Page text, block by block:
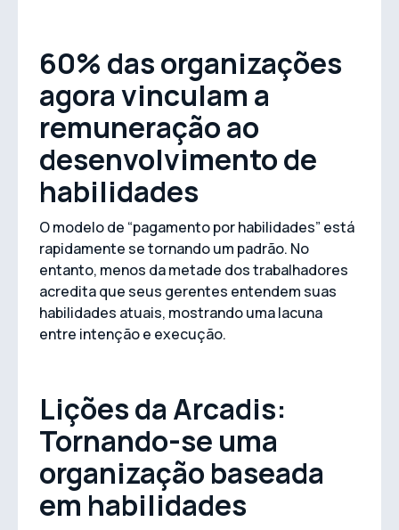
60% das organizações
agora vinculam a
remuneração ao
desenvolvimento de
habilidades
O modelo de “pagamento por habilidades” está
rapidamente se tornando um padrão. No
entanto, menos da metade dos trabalhadores
acredita que seus gerentes entendem suas
habilidades atuais, mostrando uma lacuna
entre intenção e execução.
Lições da Arcadis:
Tornando-se uma
organização baseada
em habilidades